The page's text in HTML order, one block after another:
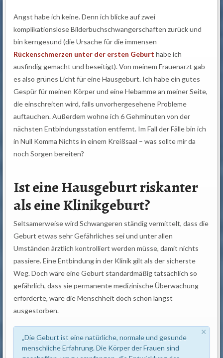
Angst habe ich keine. Denn ich blicke auf zwei
komplikationslose Bilderbuchschwangerschaften zurück und
bin kerngesund (die Ursache für die immensen
Rückenschmerzen unter der ersten Geburt habe ich
ausfindig gemacht und beseitigt). Von meinem Frauenarzt gab
es also grünes Licht für eine Hausgeburt. Ich habe ein gutes
Gespür für meinen Körper und eine Hebamme an meiner Seite,
die einschreiten wird, falls unvorhergesehene Probleme
auftauchen. Außerdem wohne ich 6 Gehminuten von der
nächsten Entbindungsstation entfernt. Im Fall der Fälle bin ich
in Null Komma Nichts in einem Kreißsaal – was sollte mir da
noch Sorgen bereiten?
Ist eine Hausgeburt riskanter
als eine Klinikgeburt?
Seltsamerweise wird Schwangeren ständig vermittelt, dass die
Geburt etwas sehr Gefährliches sei und unter allen
Umständen ärztlich kontrolliert werden müsse, damit nichts
passiere. Eine Entbindung in der Klinik gilt als der sicherste
Weg. Doch wäre eine Geburt standardmäßig tatsächlich so
gefährlich, dass sie permanente medizinische Überwachung
erforderte, wäre die Menschheit doch schon längst
ausgestorben.
×
„Die Geburt ist eine natürliche, normale und gesunde
menschliche Erfahrung. Die Körper der Frauen sind